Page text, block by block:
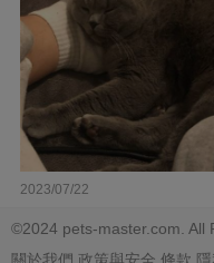
2023/07/22
©2024 pets-master.com. All